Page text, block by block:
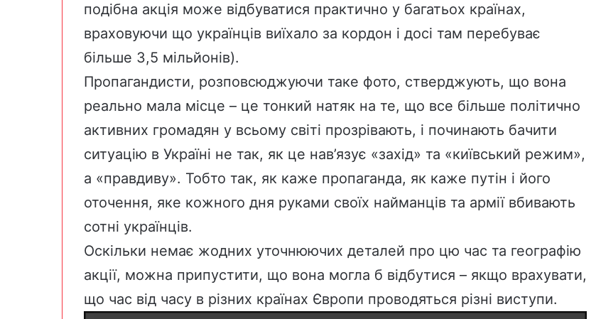
подібна акція може відбуватися практично у багатьох країнах,
враховуючи що українців виїхало за кордон і досі там перебуває
більше 3,5 мільйонів).
Пропагандисти, розповсюджуючи таке фото, стверджують, що вона
реально мала місце – це тонкий натяк на те, що все більше політично
активних громадян у всьому світі прозрівають, і починають бачити
ситуацію в Україні не так, як це нав’язує «захід» та «київський режим»,
а «правдиву». Тобто так, як каже пропаганда, як каже путін і його
оточення, яке кожного дня руками своїх найманців та армії вбивають
сотні українців.
Оскільки немає жодних уточнюючих деталей про цю час та географію
акції, можна припустити, що вона могла б відбутися – якщо врахувати,
що час від часу в різних країнах Європи проводяться різні виступи.